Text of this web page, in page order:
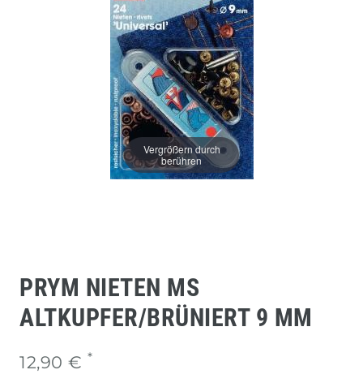
Vergrößern durch
berühren
PRYM NIETEN MS
ALTKUPFER/BRÜNIERT 9 MM
12,90 € *